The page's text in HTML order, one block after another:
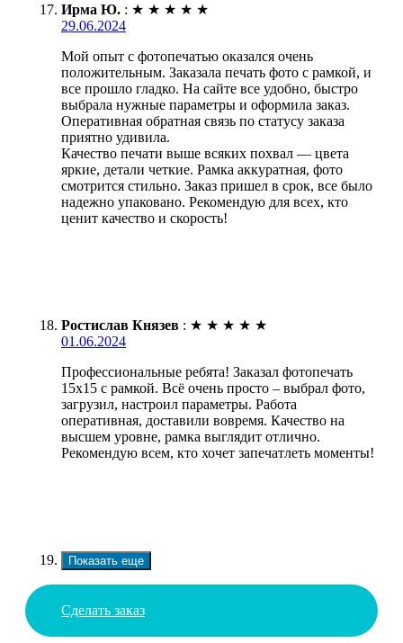
Ирма Ю. : ★ ★ ★ ★ ★
29.06.2024
Мой опыт с фотопечатью оказался очень
положительным. Заказала печать фото с рамкой, и
все прошло гладко. На сайте все удобно, быстро
выбрала нужные параметры и оформила заказ.
Оперативная обратная связь по статусу заказа
приятно удивила.
Качество печати выше всяких похвал — цвета
яркие, детали четкие. Рамка аккуратная, фото
смотрится стильно. Заказ пришел в срок, все было
надежно упаковано. Рекомендую для всех, кто
ценит качество и скорость!
Ростислав Князев : ★ ★ ★ ★ ★
01.06.2024
Профессиональные ребята! Заказал фотопечать
15х15 с рамкой. Всё очень просто – выбрал фото,
загрузил, настроил параметры. Работа
оперативная, доставили вовремя. Качество на
высшем уровне, рамка выглядит отлично.
Рекомендую всем, кто хочет запечатлеть моменты!
Показать еще
Сделать заказ